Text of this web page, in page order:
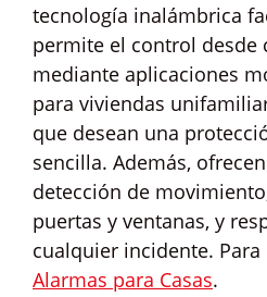
tecnología inalámbrica
permite el control desde
mediante aplicaciones
para viviendas
que desean una
sencilla. Además,
detección de
puertas y ventanas, y
cualquier incidente.
Alarmas para Casas.